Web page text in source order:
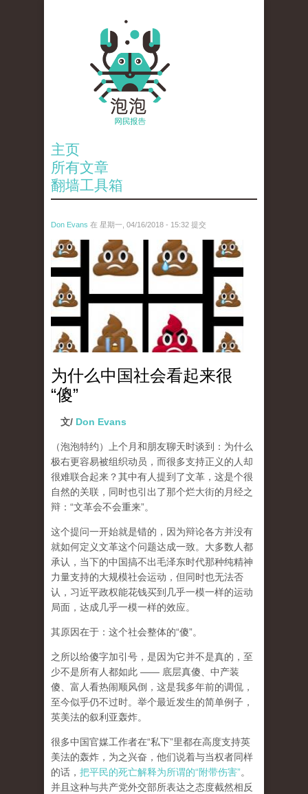
主页
所有文章
翻墙工具箱
Don Evans 在 星期一, 04/16/2018 - 15:32 提交
wechatimg1053.jpeg
为什么中国社会看起来很
“傻”
文/ Don Evans
（泡泡特约）
上个月和朋友聊天时谈到：为什么
极右更容易被组织动员，而很多支持正义的人却
很难联合起来？其中有人提到了文革，这是个很
自然的关联，同时也引出了那个烂大街的月经之
辩：“文革会不会重来”。
这个提问一开始就是错的，因为辩论各方并没有
就如何定义文革这个问题达成一致。大多数人都
承认，当下的中国搞不出毛泽东时代那种纯精神
力量支持的大规模社会运动，但同时也无法否
认，习近平政权能花钱买到几乎一模一样的运动
局面，达成几乎一模一样的效应。
其原因在于：这个社会整体的“傻”。
之所以给傻字加引号，是因为它并不是真的，至
少不是所有人都如此 —— 底层真傻、中产装
傻、富人看热闹顺风倒，这是我多年前的调侃，
至今似乎仍不过时。举个最近发生的简单例子，
英美法的叙利亚轰炸。
很多中国官媒工作者在“私下”里都在高度支持英
美法的轰炸，为之兴奋，他们说着与当权者同样
的话， 把平民的死亡解释为所谓的“附带伤害”。
并且这种与共产党外交部所表达之态度截然相反